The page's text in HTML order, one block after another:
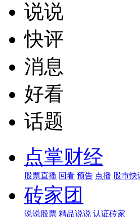
说说
快评
消息
好看
话题
点掌财经
股票直播 回看 预告 点播 股市快
砖家团
说说股票 精品说说 认证砖家